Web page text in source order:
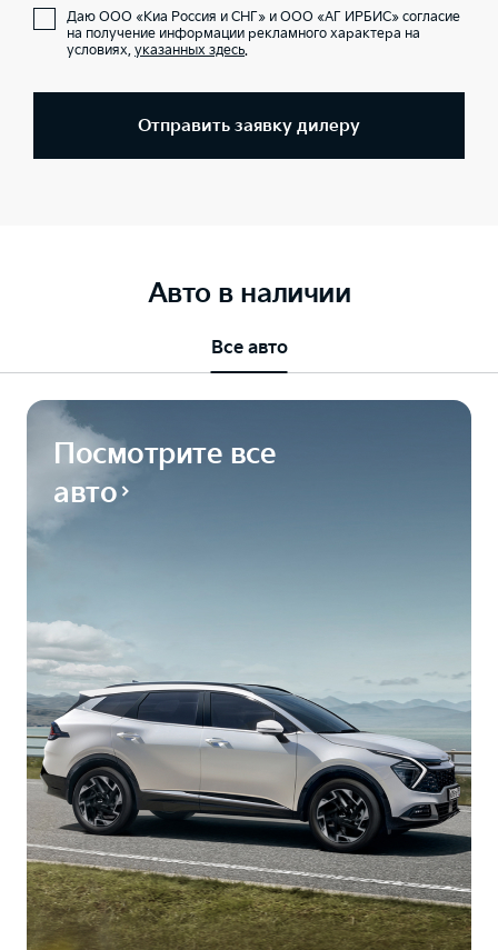
Даю ООО «Киа Россия и СНГ» и ООО «АГ ИРБИС» согласие
на получение информации рекламного характера на
условиях, указанных здесь.
Отправить заявку дилеру
Авто в наличии
Все авто
Посмотрите все
авто